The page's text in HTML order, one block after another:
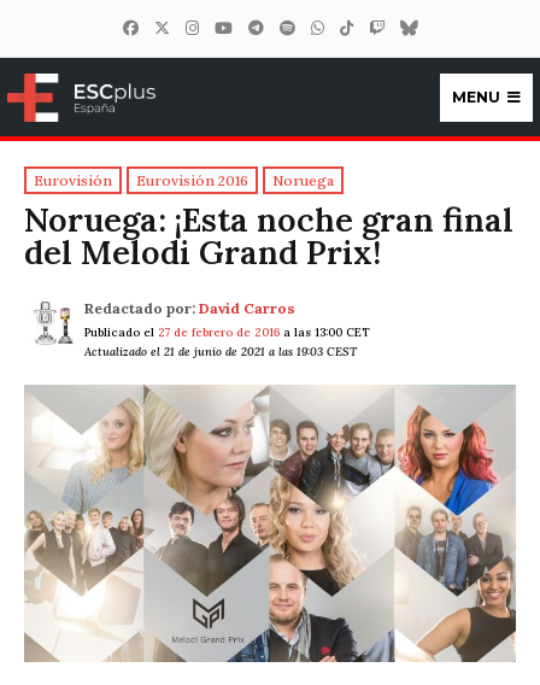
ESCplus España
MENU
Eurovisión Eurovisión 2016 Noruega
Noruega: ¡Esta noche gran final
del Melodi Grand Prix!
Redactado por: David Carros
Publicado el 27 de febrero de 2016 a las 13:00 CET
Actualizado el 21 de junio de 2021 a las 19:03 CEST